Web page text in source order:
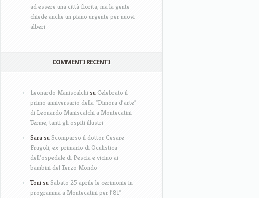
ad essere una città fiorita, ma la gente
chiede anche un piano urgente per nuovi
alberi
COMMENTI RECENTI
Leonardo Maniscalchi suCelebrato il
primo anniversario della “Dimora d’arte”
di Leonardo Maniscalchi a Montecatini
Terme, tanti gli ospiti illustri
Sara su Scomparso il dottor Cesare
Frugoli, ex-primario di Oculistica
dell’ospedale di Pescia e vicino ai
bambini del Terzo Mondo
Toni suSabato 25 aprile le cerimonie in
programma a Montecatini per l’81°